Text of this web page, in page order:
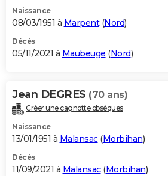
Naissance
08/03/1951 à Marpent(Nord)
Décès
05/11/2021 à Maubeuge (Nord)
Jean DEGRES (70 ans)
Créer une cagnotte obsèques
Naissance
13/01/1951 à Malansac(Morbihan)
Décès
11/09/2021 à Malansac(Morbihan)